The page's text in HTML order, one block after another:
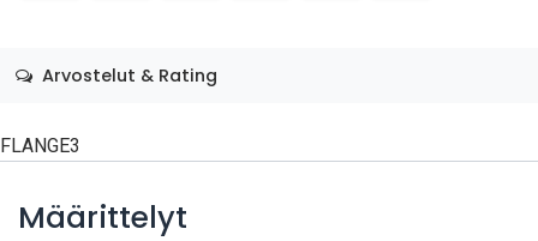
Arvostelut & Rating
FLANGE3
Määrittelyt